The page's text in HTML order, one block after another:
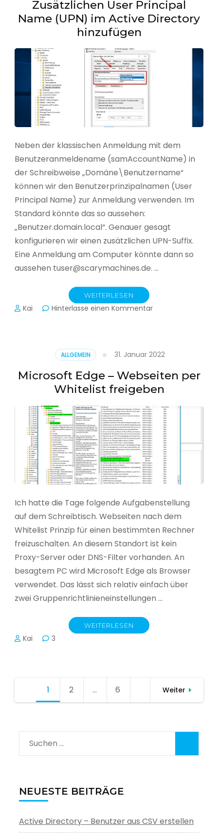
Zusätzlichen User Principal
Name (UPN) im Active Directory
hinzufügen
Neben der klassischen Anmeldung mit dem
Benutzeranmeldename (samAccountName) in
der Schreibweise „Domäne\Benutzername“
können wir den Benutzerprinzipalnamen (User
Principal Name) zur Anmeldung verwenden. Im
Standard könnte das so aussehen:
„Benutzer.domain.local“. Genauer gesagt
konfigurieren wir einen zusätzlichen UPN-Suffix.
Eine Anmeldung am Computer könnte dann so
aussehen tuser@scarymachines.de. …
WEITERLESEN
Kai Hinterlasse einen Kommentarzu
(UPN)
im
Active
Directory
ALLGEMEIN 31. Januar 2022
Microsoft Edge – Webseiten per
Whitelist freigeben
Ich hatte die Tage folgende Aufgabenstellung
auf dem Schreibtisch. Webseiten nach dem
Whitelist Prinzip für einen bestimmten Rechner
freizuschalten. An diesem Standort ist kein
Proxy-Server oder DNS-Filter vorhanden. An
besagtem PC wird Microsoft Edge als Browser
verwendet. Das lässt sich relativ einfach über
zwei Gruppenrichtlinieneinstellungen …
WEITERLESEN
Kai 3
Seitennummerierung
1 Seite
2 … Seite
6 Weiter
Suchen
nach:
NEUESTE BEITRÄGE
Active Directory – Benutzer aus CSV erstellen